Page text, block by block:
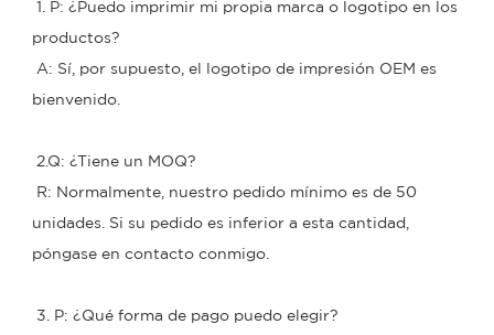
1. P: ¿Puedo imprimir mi propia marca o logotipo en los
productos?
bienvenido.
2.Q: ¿Tiene un MOQ?
unidades. Si su pedido es inferior a esta cantidad,
póngase en contacto conmigo.
3. P: ¿Qué forma de pago puedo elegir?